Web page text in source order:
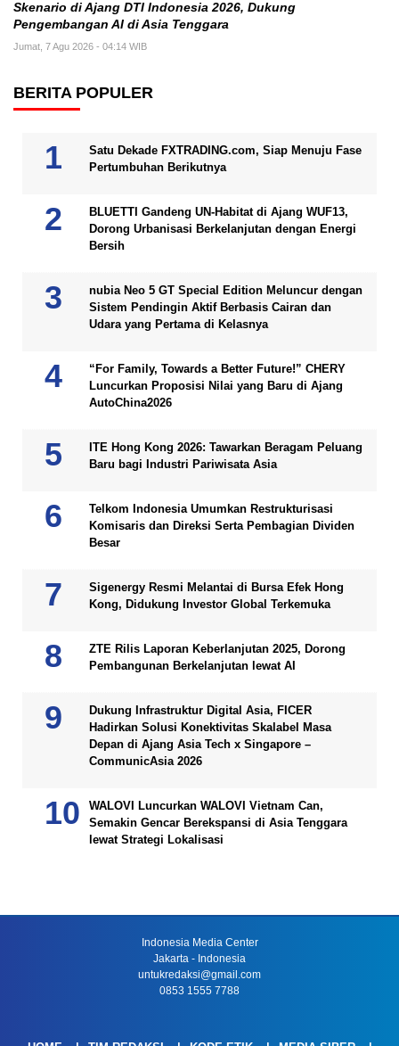
Skenario di Ajang DTI Indonesia 2026, Dukung
Pengembangan AI di Asia Tenggara
Jumat, 7 Agu 2026 - 04:14 WIB
BERITA POPULER
Satu Dekade FXTRADING.com, Siap Menuju Fase
Pertumbuhan Berikutnya
BLUETTI Gandeng UN-Habitat di Ajang WUF13,
Dorong Urbanisasi Berkelanjutan dengan Energi
Bersih
nubia Neo 5 GT Special Edition Meluncur dengan
Sistem Pendingin Aktif Berbasis Cairan dan
Udara yang Pertama di Kelasnya
“For Family, Towards a Better Future!” CHERY
Luncurkan Proposisi Nilai yang Baru di Ajang
AutoChina2026
ITE Hong Kong 2026: Tawarkan Beragam Peluang
Baru bagi Industri Pariwisata Asia
Telkom Indonesia Umumkan Restrukturisasi
Komisaris dan Direksi Serta Pembagian Dividen
Besar
Sigenergy Resmi Melantai di Bursa Efek Hong
Kong, Didukung Investor Global Terkemuka
ZTE Rilis Laporan Keberlanjutan 2025, Dorong
Pembangunan Berkelanjutan lewat AI
Dukung Infrastruktur Digital Asia, FICER
Hadirkan Solusi Konektivitas Skalabel Masa
Depan di Ajang Asia Tech x Singapore –
CommunicAsia 2026
WALOVI Luncurkan WALOVI Vietnam Can,
Semakin Gencar Berekspansi di Asia Tenggara
lewat Strategi Lokalisasi
Indonesia Media Center
Jakarta - Indonesia
untukredaksi@gmail.com
0853 1555 7788